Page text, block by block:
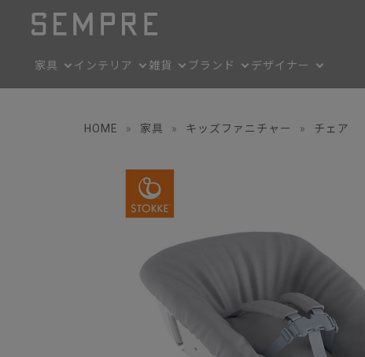
家具 インテリア 雑貨 ブランド デザイナー
HOME » 家具 » キッズファニチャー » チェア